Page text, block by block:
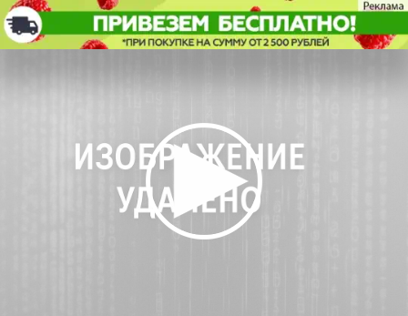
Москва даст денег пензенским
бизнесменам
Политика
Другие
новости по
Погода и
курсы валют в
Пензе